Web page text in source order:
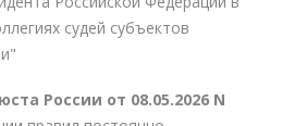
судей субъектов
России от 08.05.2026 N